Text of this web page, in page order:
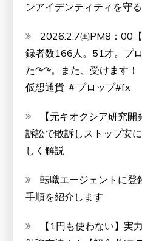
ンアイデンティティを守る
2026.2.7㈯PM8：00
録者数166人。51才。プ
た↷↷。また、受けます
仮想通貨 ＃プロップ#fx
【元キオクシア研究
訴訟で敗訴しストップ安
しく解説
転職エージェントに登
手順を紹介します
【1円も使わない】実